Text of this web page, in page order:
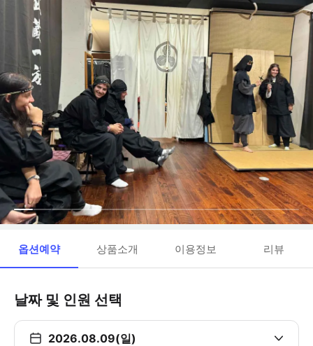
옵션예약 상품소개 이용정보 리뷰
날짜 및 인원 선택
2026.08.09(일)